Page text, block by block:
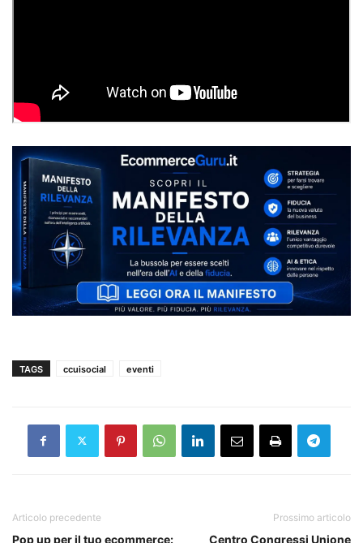
TAGS ccuisocial eventi
Articolo precedente
Pop up per il tuo ecommerce:
Prossimo articolo
Centro Congressi Unione